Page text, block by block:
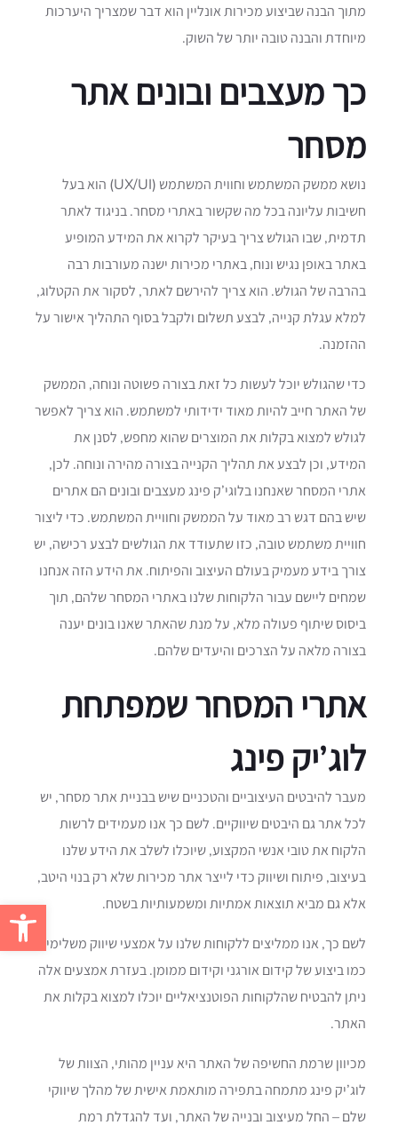
מתוך הבנה שביצוע מכירות אונליין הוא דבר שמצריך היערכות
מיוחדת והבנה טובה יותר של השוק.
כך מעצבים ובונים אתר
מסחר
נושא ממשק המשתמש וחווית המשתמש (UX/UI) הוא בעל
חשיבות עליונה בכל מה שקשור באתרי מסחר. בניגוד לאתר
תדמית, שבו הגולש צריך בעיקר לקרוא את המידע המופיע
באתר באופן נגיש ונוח, באתרי מכירות ישנה מעורבות רבה
בהרבה של הגולש. הוא צריך להירשם לאתר, לסקור את הקטלוג,
למלא עגלת קנייה, לבצע תשלום ולקבל בסוף התהליך אישור על
ההזמנה.
כדי שהגולש יוכל לעשות כל זאת בצורה פשוטה ונוחה, הממשק
של האתר חייב להיות מאוד ידידותי למשתמש. הוא צריך לאפשר
לגולש למצוא בקלות את המוצרים שהוא מחפש, לסנן את
המידע, וכן לבצע את תהליך הקנייה בצורה מהירה ונוחה. לכן,
אתרי המסחר שאנחנו בלוגי’ק פינג מעצבים ובונים הם אתרים
שיש בהם דגש רב מאוד על הממשק וחוויית המשתמש. כדי ליצור
חוויית משתמש טובה, כזו שתעודד את הגולשים לבצע רכישה, יש
צורך בידע מעמיק בעולם העיצוב והפיתוח. את הידע הזה אנחנו
שמחים ליישם עבור הלקוחות שלנו באתרי המסחר שלהם, תוך
ביסוס שיתוף פעולה מלא, על מנת שהאתר שאנו בונים יענה
בצורה מלאה על הצרכים והיעדים שלהם.
אתרי המסחר שמפתחת
לוג’יק פינג
מעבר להיבטים העיצוביים והטכניים שיש בבניית אתר מסחר, יש
לכל אתר גם היבטים שיווקיים. לשם כך אנו מעמידים לרשות
הלקוח את טובי אנשי המקצוע, שיוכלו לשלב את הידע שלנו
בעיצוב, פיתוח ושיווק כדי לייצר אתר מכירות שלא רק בנוי היטב,
אלא גם מביא תוצאות אמתיות ומשמעותיות בשטח.
לשם כך, אנו ממליצים ללקוחות שלנו על אמצעי שיווק משלימים,
כמו ביצוע של קידום אורגני וקידום ממומן. בעזרת אמצעים אלה
ניתן להבטיח שהלקוחות הפוטנציאליים יוכלו למצוא בקלות את
האתר.
מכיוון שרמת החשיפה של האתר היא עניין מהותי, הצוות של
לוג’יק פינג מתמחה בתפירה מותאמת אישית של מהלך שיווקי
שלם – החל מעיצוב ובנייה של האתר, ועד להגדלת רמת
פתח